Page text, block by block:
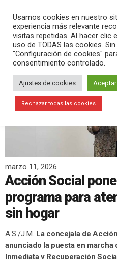
marzo 11, 2026
Acción Social
programa para
sin hogar
A.S./J.M. La concejala de
anunciado la puesta en
Inmediata y Recuperación
Usamos cookies en nuestro
experiencia más relevante
visitas repetidas. Al hacer clic
uso de TODAS las cookies.
"Configuración de cookies"
consentimiento controlado.
Ajustes de cookies
Rechazar todas las cookies